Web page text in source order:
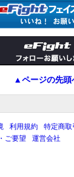
▲ページの先頭
利用規約
特定商取
ご要望 運営会社